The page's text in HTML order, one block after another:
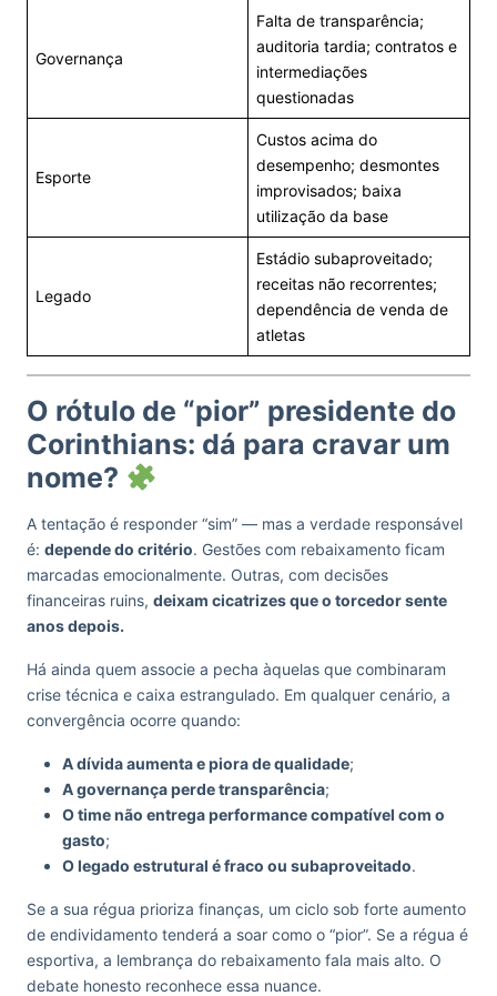
Governança
Falta de transparência;
auditoria tardia; contratos e
intermediações
questionadas
Esporte
Custos acima do
desempenho; desmontes
improvisados; baixa
utilização da base
Legado
Estádio subaproveitado;
receitas não recorrentes;
dependência de venda de
atletas
O rótulo de “pior” presidente do
Corinthians: dá para cravar um
nome?
A tentação é responder “sim” — mas a verdade responsável
é: depende do critério. Gestões com rebaixamento ficam
marcadas emocionalmente. Outras, com decisões
financeiras ruins, deixam cicatrizes que o torcedor sente
anos depois.
Há ainda quem associe a pecha àquelas que combinaram
crise técnica e caixa estrangulado. Em qualquer cenário, a
convergência ocorre quando:
A dívida aumenta e piora de qualidade;
A governança perde transparência;
O time não entrega performance compatível com o
gasto;
O legado estrutural é fraco ou subaproveitado.
Se a sua régua prioriza finanças, um ciclo sob forte aumento
de endividamento tenderá a soar como o “pior”. Se a régua é
esportiva, a lembrança do rebaixamento fala mais alto. O
debate honesto reconhece essa nuance.